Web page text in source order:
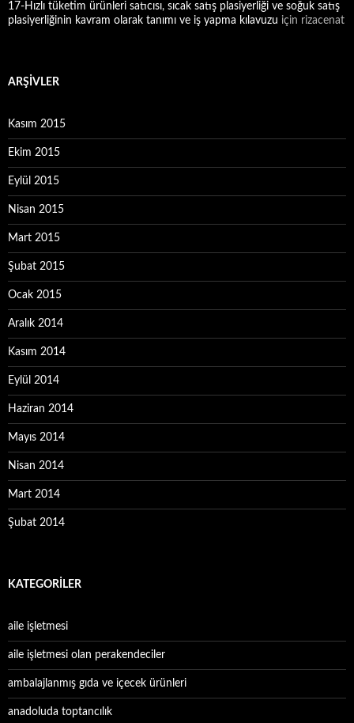
17-Hızlı tüketim ürünleri satıcısı, sıcak satış plasiyerliği ve soğuk satış
plasiyerliğinin kavram olarak tanımı ve iş yapma kılavuzu için rizacenat
ARŞIVLER
Kasım 2015
Ekim 2015
Eylül 2015
Nisan 2015
Mart 2015
Şubat 2015
Ocak 2015
Aralık 2014
Kasım 2014
Eylül 2014
Haziran 2014
Mayıs 2014
Nisan 2014
Mart 2014
Şubat 2014
KATEGORILER
aile işletmesi
aile işletmesi olan perakendeciler
ambalajlanmış gıda ve içecek ürünleri
anadoluda toptancılık